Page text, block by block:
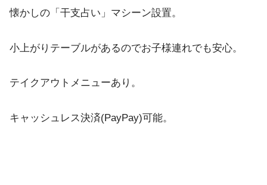
懐かしの「干支占い」マシーン設置。
小上がりテーブルがあるのでお子様連れでも安心。
テイクアウトメニューあり。
キャッシュレス決済(PayPay)可能。